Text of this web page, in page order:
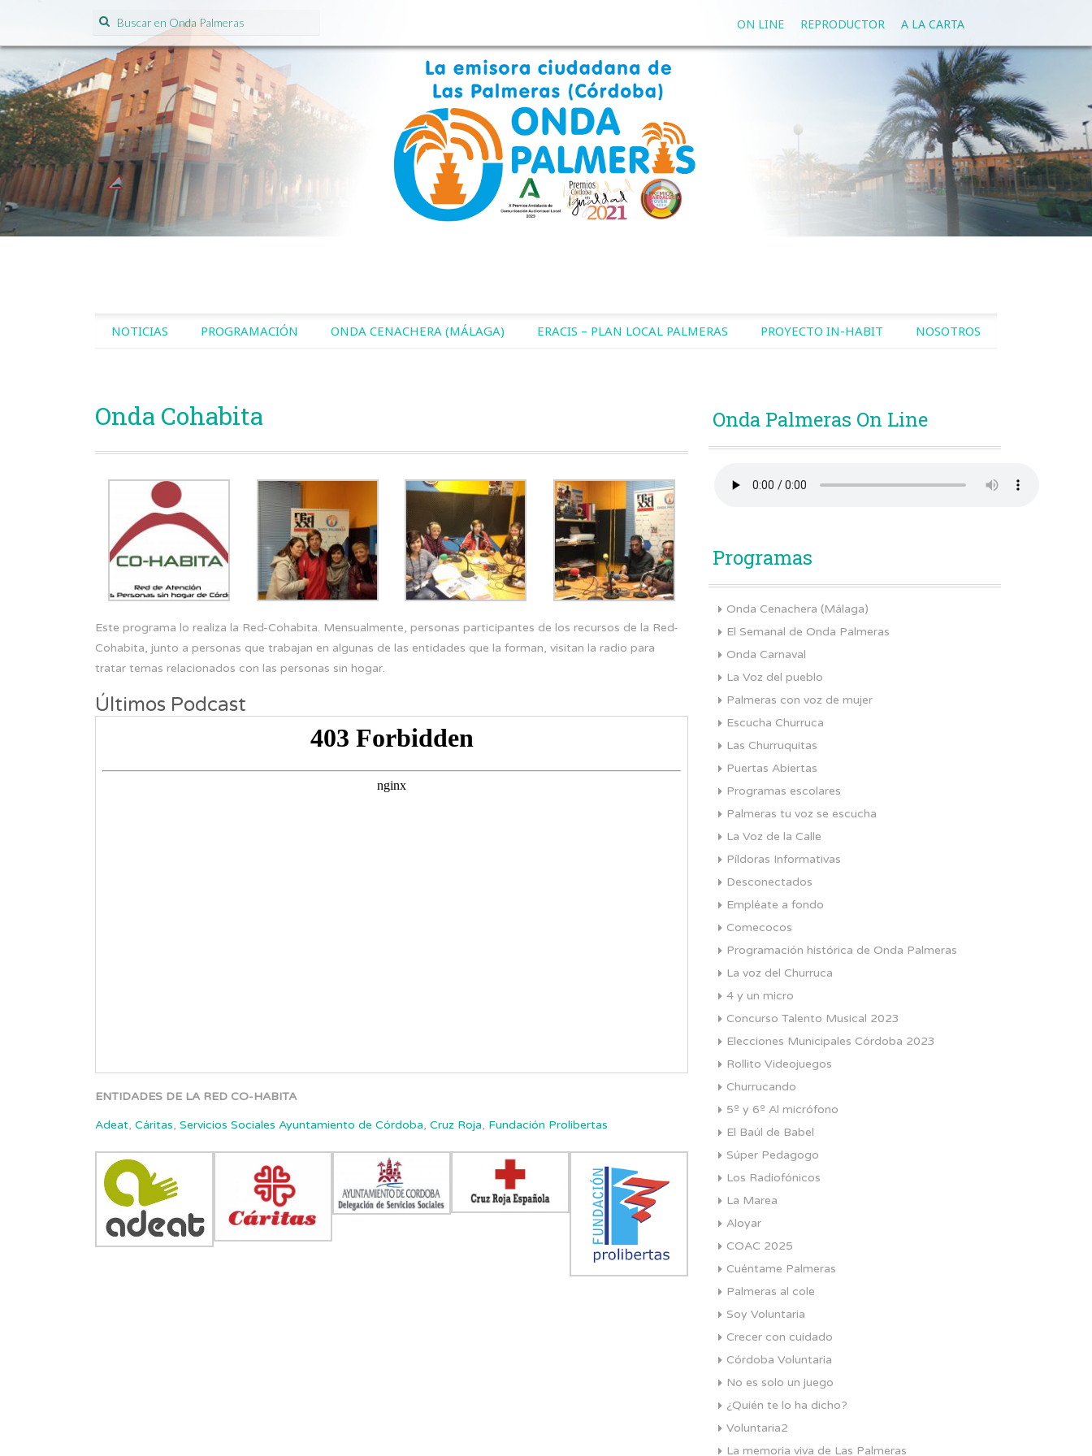
Search for: A LA CARTA
REPRODUCTOR
ON LINE
SKIP TO CONTENT
NOTICIAS PROGRAMACIÓN ONDA CENACHERA (MÁLAGA) ERACIS – PLAN LOCAL PALMERAS PROYECTO IN-HABIT NOSOTROS
Onda Cohabita
Este programa lo realiza la Red-Cohabita. Mensualmente, personas participantes de los recursos de la Red-
Cohabita, junto a personas que trabajan en algunas de las entidades que la forman, visitan la radio para
tratar temas relacionados con las personas sin hogar.
Últimos Podcast
ENTIDADES DE LA RED CO-HABITA
Adeat, Cáritas, Servicios Sociales Ayuntamiento de Córdoba, Cruz Roja, Fundación Prolibertas
Onda Palmeras On Line
Programas
Onda Cenachera (Málaga)
El Semanal de Onda Palmeras
Onda Carnaval
La Voz del pueblo
Palmeras con voz de mujer
Escucha Churruca
Las Churruquitas
Puertas Abiertas
Programas escolares
Palmeras tu voz se escucha
La Voz de la Calle
Píldoras Informativas
Desconectados
Empléate a fondo
Comecocos
Programación histórica de Onda Palmeras
La voz del Churruca
4 y un micro
Concurso Talento Musical 2023
Elecciones Municipales Córdoba 2023
Rollito Videojuegos
Churrucando
5º y 6º Al micrófono
El Baúl de Babel
Súper Pedagogo
Los Radiofónicos
La Marea
Aloyar
COAC 2025
Cuéntame Palmeras
Palmeras al cole
Soy Voluntaria
Crecer con cuidado
Córdoba Voluntaria
No es solo un juego
¿Quién te lo ha dicho?
Voluntaria2
La memoria viva de Las Palmeras